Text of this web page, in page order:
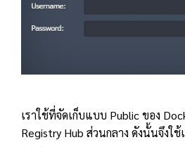
เราใช้ที่จัดเก็บแบบ Public ของ
Registry Hub ส่วนกลาง ดังนั้นจึงใ